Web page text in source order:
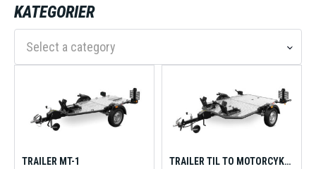
KATEGORIER
Select a category
TRAILER MT-1
TRAILER TIL TO MOTORCYKLER MT-2